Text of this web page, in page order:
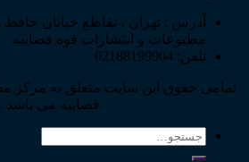
آدرس : تهران ، تقاطع خیابان
مطبوعات و انتشارات قوه قضاییه
تلفن: 02188199904
تمامی حقوق این سایت متعلق به مرکز
قضاییه می باشد .
جستجو